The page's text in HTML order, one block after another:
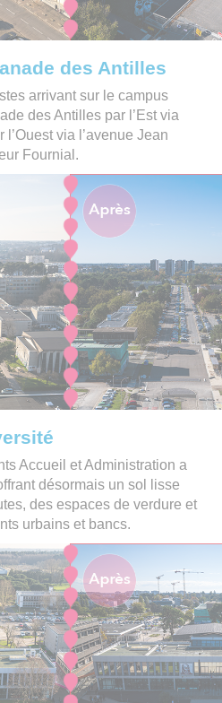
des Antilles
arrivant sur le campus
des Antilles par l’Est via
l’Ouest via l’avenue Jean
Fournial.
Accueil et Administration a
désormais un sol lisse
des espaces de verdure et
urbains et bancs.